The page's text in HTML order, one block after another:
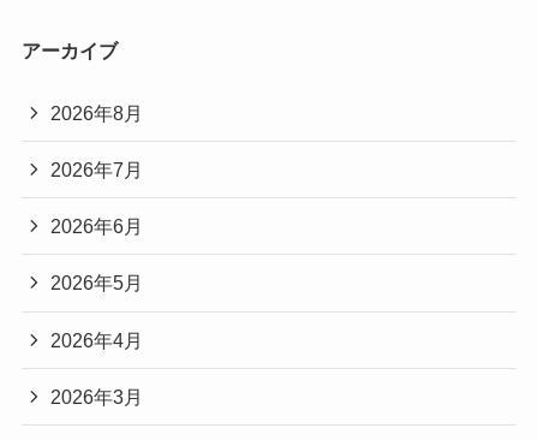
アーカイブ
2026年8月
2026年7月
2026年6月
2026年5月
2026年4月
2026年3月